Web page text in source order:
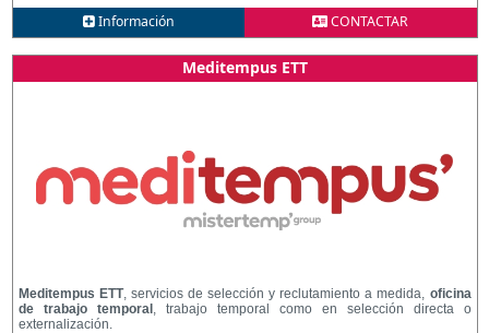
Información CONTACTAR
Meditempus ETT
Meditempus ETT, servicios de selección y reclutamiento a medida, oficina
de trabajo temporal, trabajo temporal como en selección directa o
externalización.